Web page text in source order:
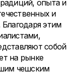
опыта и
и
этим
собой
на рынке
чешским